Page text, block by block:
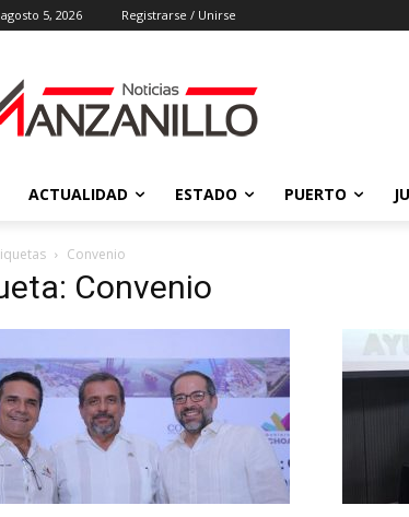
5, 2026 Registrarse / Unirse
ACTUALIDAD ESTADO PUERTO
Convenio
Convenio